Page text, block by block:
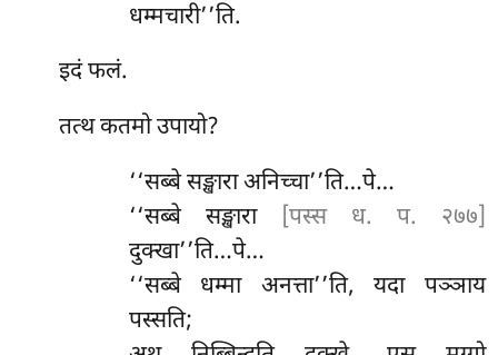
धम्मचारी’’ति.
इदं फलं.
तत्थ कतमो उपायो?
‘‘सब्बे सङ्खारा अनिच्चा’’ति…पे…
‘‘सब्बे सङ्खारा
[पस्स ध. प. २७७]
दुक्खा’’ति…पे…
‘‘सब्बे धम्मा अनत्ता’’ति, यदा पञ्ञाय
पस्सति;